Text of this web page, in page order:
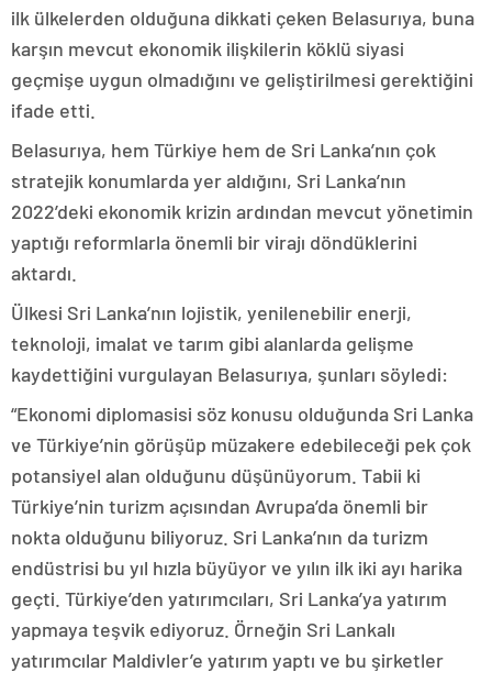
ilk ülkelerden olduğuna dikkati çeken Belasurıya, buna
karşın mevcut ekonomik ilişkilerin köklü siyasi
geçmişe uygun olmadığını ve geliştirilmesi gerektiğini
ifade etti.
Belasurıya, hem Türkiye hem de Sri Lanka’nın çok
stratejik konumlarda yer aldığını, Sri Lanka’nın
2022’deki ekonomik krizin ardından mevcut yönetimin
yaptığı reformlarla önemli bir virajı döndüklerini
aktardı.
Ülkesi Sri Lanka’nın lojistik, yenilenebilir enerji,
teknoloji, imalat ve tarım gibi alanlarda gelişme
kaydettiğini vurgulayan Belasurıya, şunları söyledi:
“Ekonomi diplomasisi söz konusu olduğunda Sri Lanka
ve Türkiye’nin görüşüp müzakere edebileceği pek çok
potansiyel alan olduğunu düşünüyorum. Tabii ki
Türkiye’nin turizm açısından Avrupa’da önemli bir
nokta olduğunu biliyoruz. Sri Lanka’nın da turizm
endüstrisi bu yıl hızla büyüyor ve yılın ilk iki ayı harika
geçti. Türkiye’den yatırımcıları, Sri Lanka’ya yatırım
yapmaya teşvik ediyoruz. Örneğin Sri Lankalı
yatırımcılar Maldivler’e yatırım yaptı ve bu şirketler